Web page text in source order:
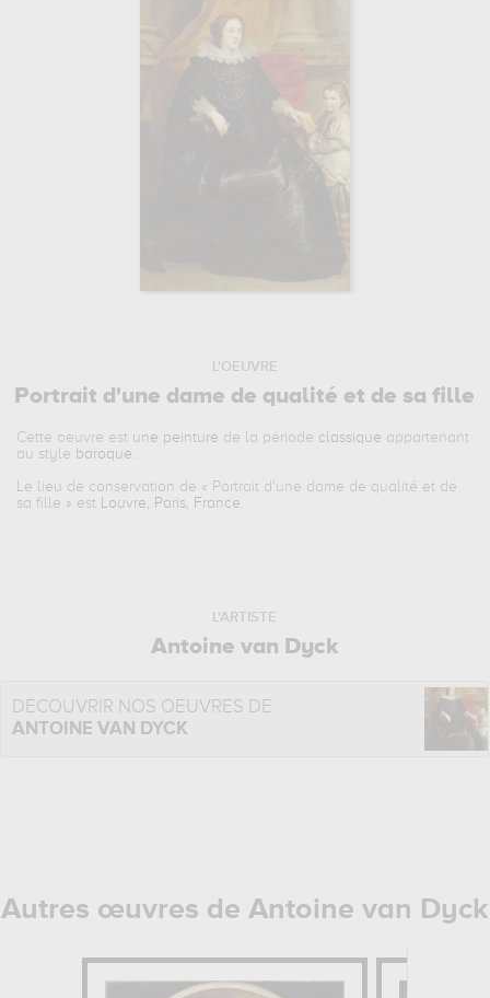
L'OEUVRE
Portrait d'une dame de qualité et de sa fille
Cette oeuvre est une peinture de la période classique appartenant
au style baroque.
Le lieu de conservation de « Portrait d'une dame de qualité et de
sa fille » est Louvre, Paris, France.
L'ARTISTE
Antoine van Dyck
DÉCOUVRIR NOS OEUVRES DE
ANTOINE VAN DYCK
Autres œuvres de Antoine van Dyck